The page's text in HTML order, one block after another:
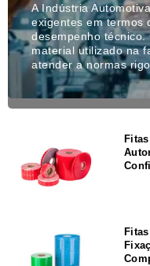
A Indústria
exigentes em termos
desempenho técnico.
material utilizado na
atender a normas